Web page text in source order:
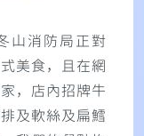
山消防局正對
美食，且在網
，店內招牌牛
及軟絲及扁鱈